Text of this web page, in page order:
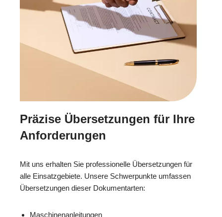
Präzise Übersetzungen für Ihre
Anforderungen
Mit uns erhalten Sie professionelle Übersetzungen für
alle Einsatzgebiete. Unsere Schwerpunkte umfassen
Übersetzungen dieser Dokumentarten:
Maschinenanleitungen